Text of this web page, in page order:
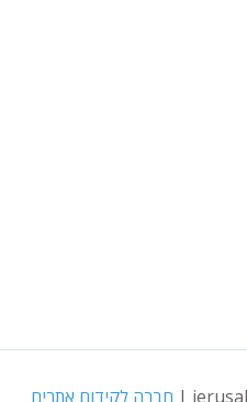
חברה לקידום אתרים